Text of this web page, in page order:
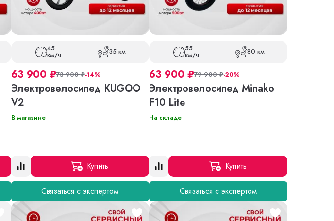
45
км/ч 35 км
63 900 ₽73 900₽-14%
Электровелосипед KUGOO
V2
В магазине
Купить
Связаться с экспертом
55
км/ч 80 км
63 900₽79 900₽-20%
Электровелосипед Minako
F10 Lite
На складе
Купить
Связаться с экспертом